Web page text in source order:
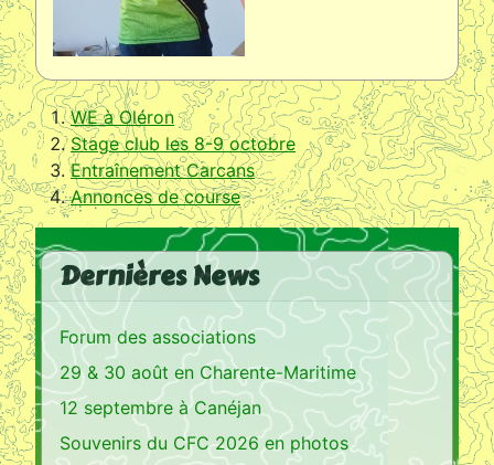
Dernières News
Forum des associations
29 & 30 août en Charente-Maritime
12 septembre à Canéjan
Souvenirs du CFC 2026 en photos
WE à Oléron
Stage club les 8-9 octobre
Entraînement Carcans
Annonces de course